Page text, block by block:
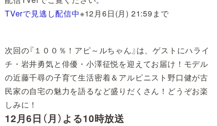
TVerで見逃し配信中※12月6日(月) 21:59まで
次回の『１００％！アピ～ルちゃん』は、ゲストにハライ
チ・岩井勇気と俳優・小澤征悦を迎えてお届け！モデル
の近藤千尋の子育て生活密着＆アルピニスト野口健が古
民家の自宅の魅力を語るなど盛りだくさん！どうぞお楽
しみに！
12月6日（月）よる10時放送